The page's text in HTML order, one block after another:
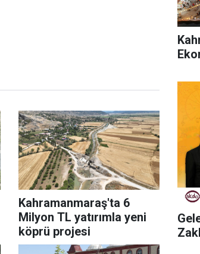
Kahramanmaraş'ta 6
Milyon TL yatırımla yeni
köprü projesi